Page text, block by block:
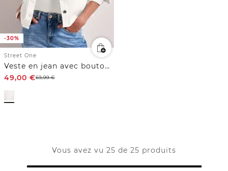
-30%
Street One
Veste en jean avec boutons et broderie
49,00 €69,99€
Vous avez vu 25 de 25 produits